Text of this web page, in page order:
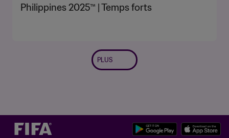
Philippines 2025™ | Temps forts
PLUS